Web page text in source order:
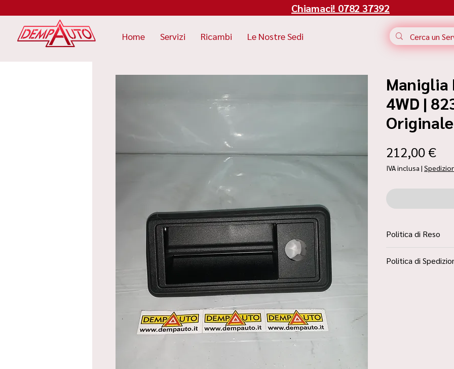
Chiamaci! 0782 37392
Home Servizi Ricambi Le Nostre Sedi
Maniglia
4WD |
212,00 €
IVA inclusa |
Politica di Reso
Condizioni”
Politica di